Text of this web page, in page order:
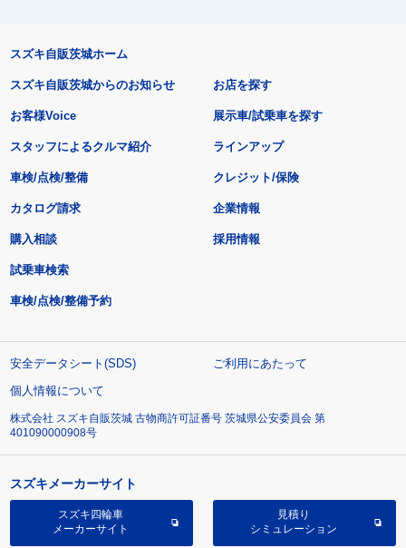
スズキ自販茨城ホーム
スズキ自販茨城からのお知らせ
お客様Voice
スタッフによるクルマ紹介
お店を探す
展示車/試乗車を探す
ラインアップ
車検/点検/整備 クレジット/保険
カタログ請求
購入相談
試乗車検索
車検/点検/整備予約
企業情報
採用情報
安全データシート(SDS)
ご利用にあたって
個人情報について
株式会社 スズキ自販茨城 古物商許可証番号 茨城県公安委員会 第
401090000908号
スズキメーカーサイト
スズキ四輪車
メーカーサイト
見積り
シミュレーション